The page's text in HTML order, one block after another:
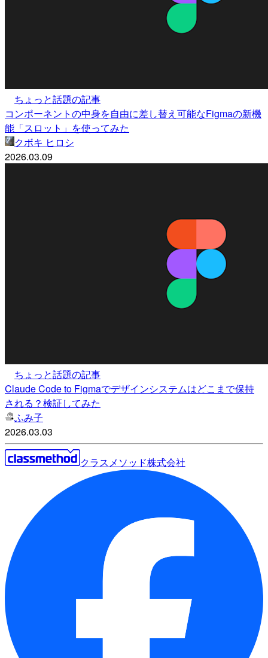
ちょっと話題の記事
コンポーネントの中身を自由に差し替え可能なFigmaの新機
能「スロット」を使ってみた
クボキ ヒロシ
2026.03.09
ちょっと話題の記事
Claude Code to Figmaでデザインシステムはどこまで保持
される？検証してみた
ふみ子
2026.03.03
クラスメソッド株式会社